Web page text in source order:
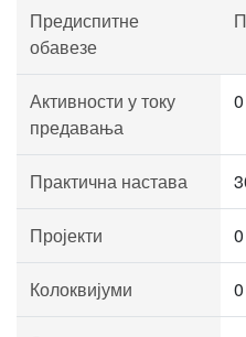
Предиспитне
обавезе
Активности у току
предавања
0
Практична настава
Пројекти 0
Колоквијуми 0